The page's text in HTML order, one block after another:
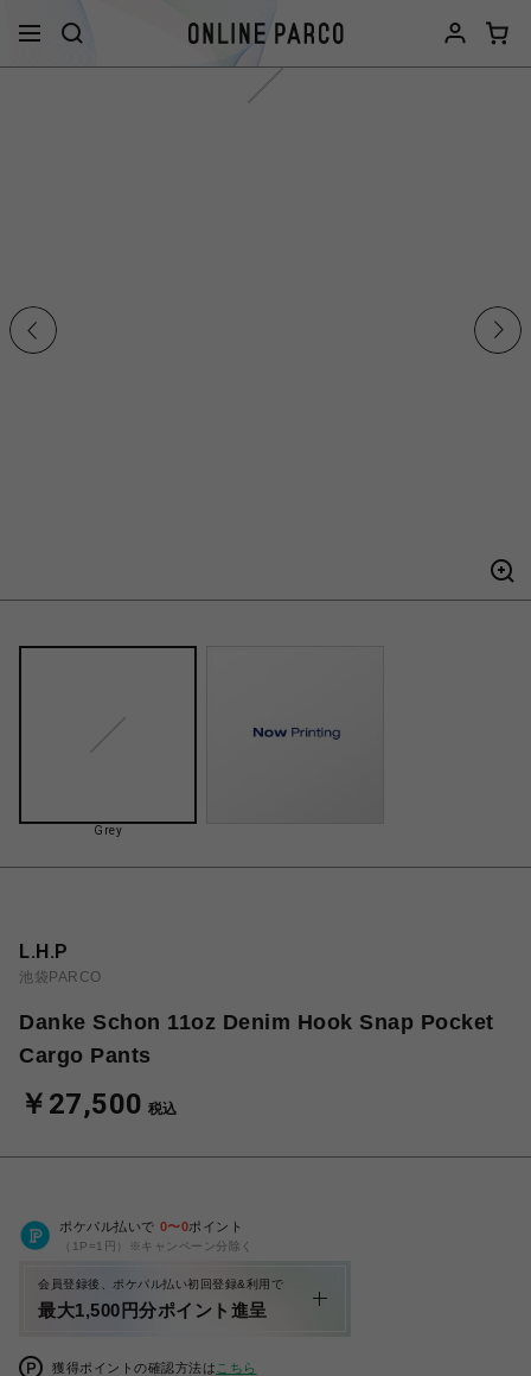
Grey
L.H.P
池袋PARCO
Danke Schon 11oz Denim Hook Snap Pocket
Cargo Pants
￥27,500 税込
ポケパル払いで 0〜0ポイント
（1P=1円）※キャンペーン分除く
会員登録後、ポケパル払い初回登録&利用で
最大1,500円分ポイント進呈
獲得ポイントの確認方法は こちら